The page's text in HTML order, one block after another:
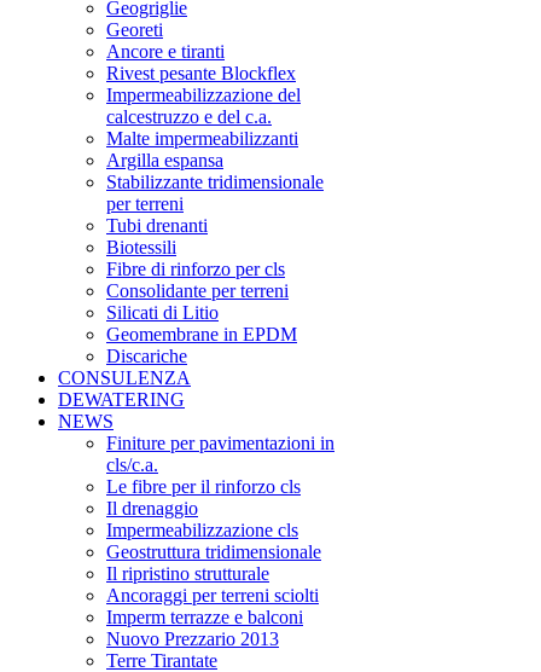
Geogriglie
Georeti
Ancore e tiranti
Rivest pesante Blockflex
Impermeabilizzazione del
calcestruzzo e del c.a.
Malte impermeabilizzanti
Argilla espansa
Stabilizzante tridimensionale
per terreni
Tubi drenanti
Biotessili
Fibre di rinforzo per cls
Consolidante per terreni
Silicati di Litio
Geomembrane in EPDM
Discariche
CONSULENZA
DEWATERING
NEWS
Finiture per pavimentazioni in
cls/c.a.
Le fibre per il rinforzo cls
Il drenaggio
Impermeabilizzazione cls
Geostruttura tridimensionale
Il ripristino strutturale
Ancoraggi per terreni sciolti
Imperm terrazze e balconi
Nuovo Prezzario 2013
Terre Tirantate